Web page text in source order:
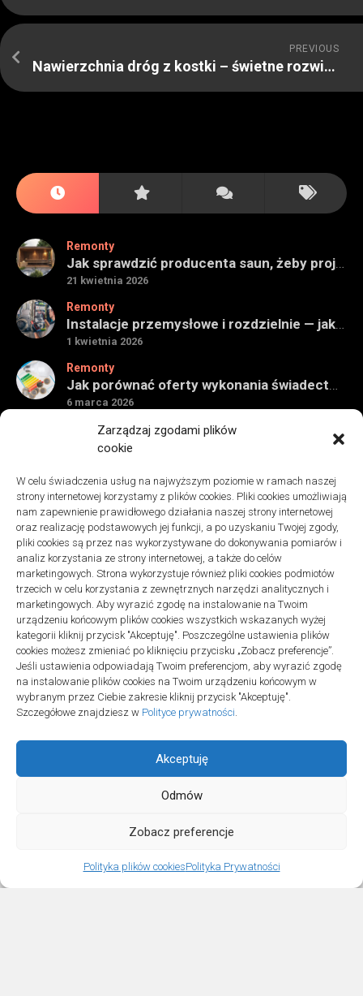
Zarządzaj zgodami plików
cookie
W celu świadczenia usług na najwyższym poziomie w ramach naszej
strony internetowej korzystamy z plików cookies. Pliki cookies umożliwiają
nam zapewnienie prawidłowego działania naszej strony internetowej
oraz realizację podstawowych jej funkcji, a po uzyskaniu Twojej zgody,
pliki cookies są przez nas wykorzystywane do dokonywania pomiarów i
analiz korzystania ze strony internetowej, a także do celów
marketingowych. Strona wykorzystuje również pliki cookies podmiotów
trzecich w celu korzystania z zewnętrznych narzędzi analitycznych i
marketingowych. Aby wyrazić zgodę na instalowanie na Twoim
urządzeniu końcowym plików cookies wszystkich wskazanych wyżej
kategorii kliknij przycisk "Akceptuję". Poszczególne ustawienia plików
cookies możesz zmieniać po kliknięciu przycisku „Zobacz preferencje”.
Jeśli ustawienia odpowiadają Twoim preferencjom, aby wyrazić zgodę
na instalowanie plików cookies na Twoim urządzeniu końcowym w
wybranym przez Ciebie zakresie kliknij przycisk "Akceptuję".
Szczegółowe znajdziesz w Polityce prywatności.
Akceptuję
Odmów
Zobacz preferencje
Polityka plików cookiesPolityka Prywatności
PREVIOUS
Nawierzchnia dróg z kostki – świetne rozwiązanie
Remonty
Jak sprawdzić producenta saun, żeby projekt miał sens na lata
21 kwietnia 2026
Remonty
Instalacje przemysłowe i rozdzielnie — jak ocenić wykonawcę do obiektu technicznego
1 kwietnia 2026
Remonty
Jak porównać oferty wykonania świadectwa energetycznego bez wpadek
6 marca 2026
Remonty
Znaczenie detali montażowych w codziennej pracy technicznej
Remonty
Podłogi winylowe – jakie mają zalety w porównaniu z drewnianymi
2 listopada 2025
Polityka plików cookies (EU)|Polityka prywatności